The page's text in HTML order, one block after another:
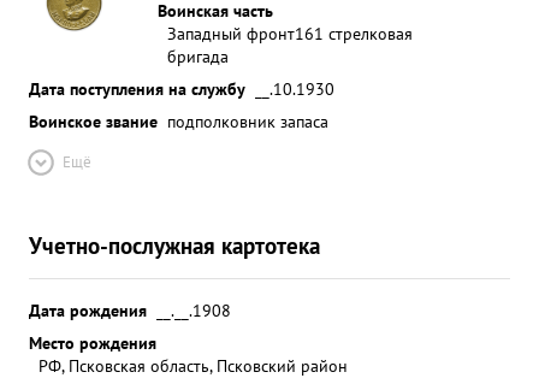
Воинская часть
Западный фронт161 стрелковая
бригада
Дата поступления на службу
__.10.1930
Воинское звание подполковник запаса
Ещё
Учетно-послужная картотека
Дата рождения
__.__.1908
Место рождения
РФ, Псковская область, Псковский район